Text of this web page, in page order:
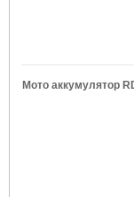
Мото аккумулятор